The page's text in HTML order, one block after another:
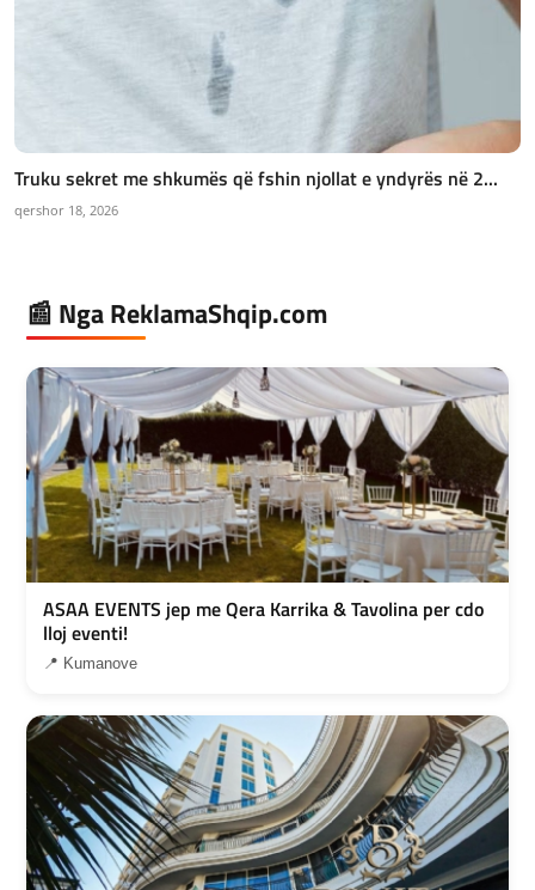
Truku sekret me shkumës që fshin njollat e yndyrës në 2...
qershor 18, 2026
📰 Nga ReklamaShqip.com
ASAA EVENTS jep me Qera Karrika & Tavolina per cdo
lloj eventi!
📍 Kumanove